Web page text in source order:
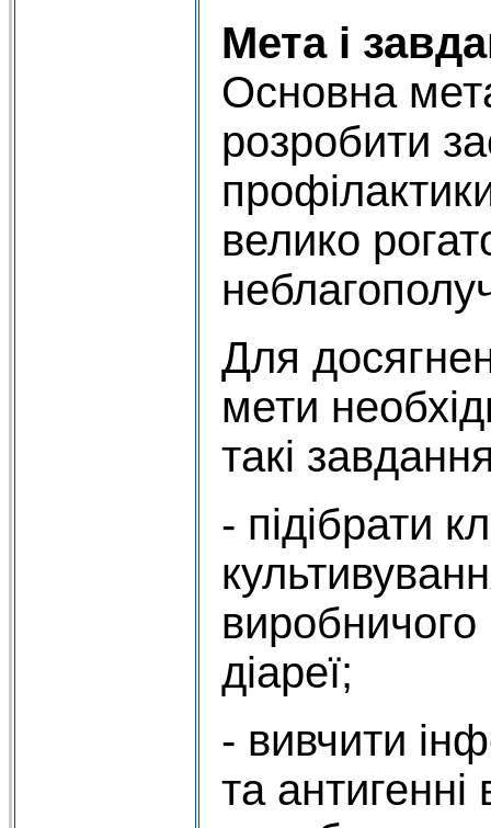
Мета і
Основна
розробити
велико
Для
мети
такі
- підібрати
діареї;
- вивчити
та антигенні